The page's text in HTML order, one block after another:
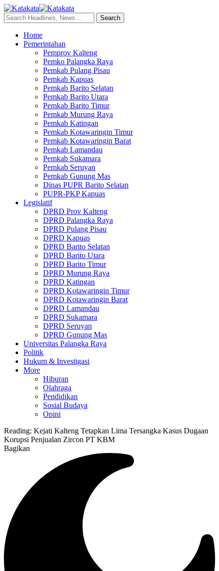
Home
Pemerintahan
Pemprov Kalteng
Pemko Palangka Raya
Pemkab Pulang Pisau
Pemkab Kapuas
Pemkab Barito Selatan
Pemkab Barito Utara
Pemkab Barito Timur
Pemkab Murung Raya
Pemkab Katingan
Pemkab Kotawaringin Timur
Pemkab Kotawaringin Barat
Pemkab Lamandau
Pemkab Sukamara
Pemkab Seruyan
Pemkab Gunung Mas
Dinas PUPR Barito Selatan
PUPR-PKP Kapuas
Legislatif
DPRD Prov Kalteng
DPRD Palangka Raya
DPRD Pulang Pisau
DPRD Kapuas
DPRD Barito Selatan
DPRD Barito Utara
DPRD Barito Timur
DPRD Murung Raya
DPRD Katingan
DPRD Kotawaringin Timur
DPRD Kotawaringin Barat
DPRD Lamandau
DPRD Sukamara
DPRD Seruyan
DPRD Gunung Mas
Universitas Palangka Raya
Politik
Hukum & Investigasi
More
Hiburan
Olahraga
Pendidikan
Sosial Budaya
Opini
Reading: Kejati Kalteng Tetapkan Lima Tersangka Kasus Dugaan
Korupsi Penjualan Zircon PT KBM
Bagikan